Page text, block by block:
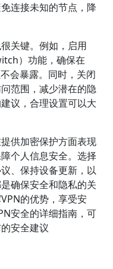
连接未知的节点，降
关键。例如，启用
）功能，确保在
会暴露。同时，关闭
范围，减少潜在的隐
议，合理设置可以大
供加密保护方面表现
个人信息安全。选择
、保持设备更新，以
确保安全和隐私的关
的优势，享受安
安全的详细指南，可
安全建议